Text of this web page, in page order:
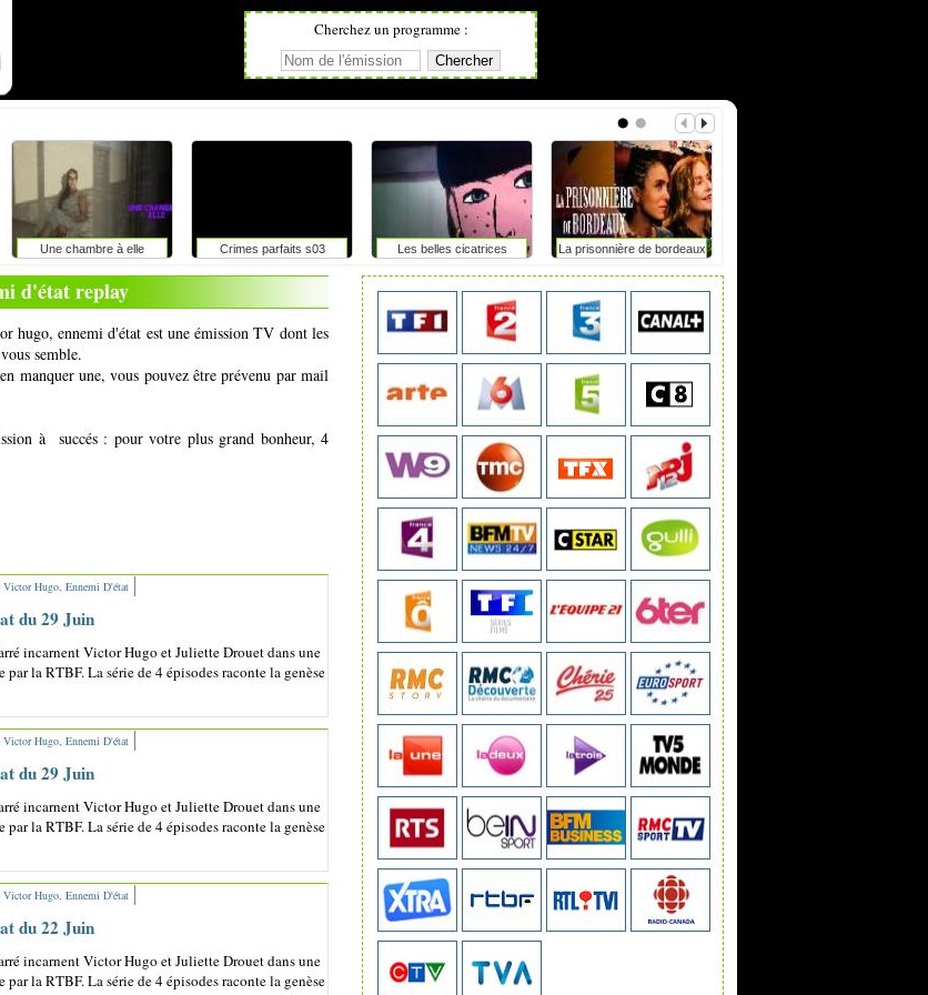
Cherchez un programme :
Une chambre à elle Crimes parfaits s03 Les belles cicatrices La prisonnière de bordeaux
d'état replay
hugo, ennemi d'état est une émission TV dont les
semble.
manquer une, vous pouvez être prévenu par mail
à succés : pour votre plus grand bonheur, 4
Victor Hugo, Ennemi D'état
du 29 Juin
incarnent Victor Hugo et Juliette Drouet dans une
la RTBF. La série de 4 épisodes raconte la genèse
Victor Hugo, Ennemi D'état
du 29 Juin
incarnent Victor Hugo et Juliette Drouet dans une
la RTBF. La série de 4 épisodes raconte la genèse
Victor Hugo, Ennemi D'état
du 22 Juin
incarnent Victor Hugo et Juliette Drouet dans une
la RTBF. La série de 4 épisodes raconte la genèse